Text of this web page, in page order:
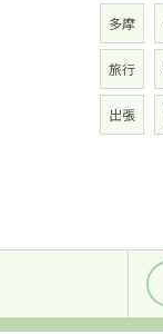
多摩
旅行
出張